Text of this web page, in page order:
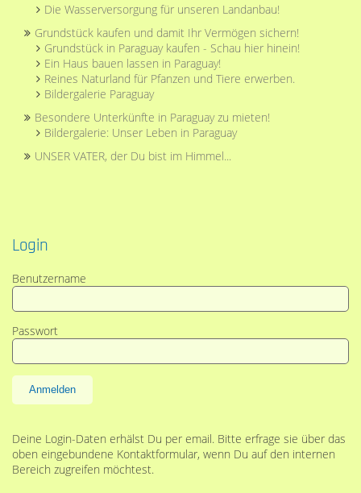
Die Wasserversorgung für unseren Landanbau!
Grundstück kaufen und damit Ihr Vermögen sichern!
Grundstück in Paraguay kaufen - Schau hier hinein!
Ein Haus bauen lassen in Paraguay!
Reines Naturland für Pfanzen und Tiere erwerben.
Bildergalerie Paraguay
Besondere Unterkünfte in Paraguay zu mieten!
Bildergalerie: Unser Leben in Paraguay
UNSER VATER, der Du bist im Himmel...
Login
Benutzername
Passwort
Anmelden
Deine Login-Daten erhälst Du per email. Bitte erfrage sie über das
oben eingebundene Kontaktformular, wenn Du auf den internen
Bereich zugreifen möchtest.